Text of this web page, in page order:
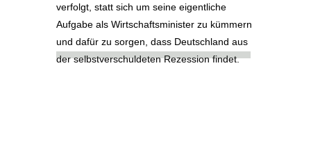
verfolgt, statt sich um seine eigentliche
Aufgabe als Wirtschaftsminister zu kümmern
und dafür zu sorgen, dass Deutschland aus
der selbstverschuldeten Rezession findet.